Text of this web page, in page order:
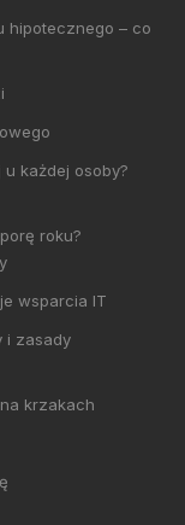
hipotecznego – co
każdej osoby?
roku?
wsparcia IT
i zasady
krzakach